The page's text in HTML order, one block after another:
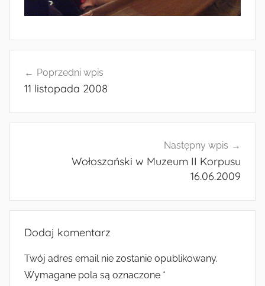
wpisuPoprzedni wpis
11 listopada 2008
Następny wpis
Wołoszański w Muzeum II Korpusu
16.06.2009
Dodaj komentarz
Twój adres email nie zostanie opublikowany.
Wymagane pola są oznaczone *